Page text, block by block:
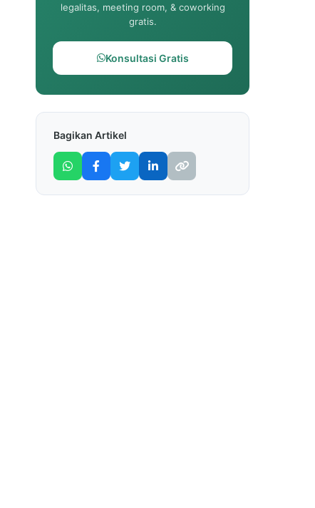
legalitas, meeting room, & coworking
gratis.
Konsultasi Gratis
Bagikan Artikel